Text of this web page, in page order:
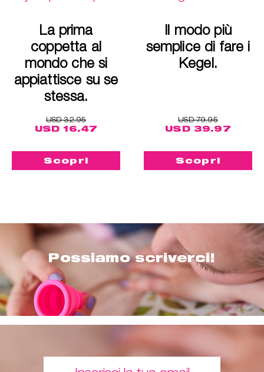
La prima
coppetta al
mondo che si
appiattisce su se
stessa.
USD 32.95
USD 16.47
Scopri
Il modo più
semplice di fare i
Kegel.
USD 79.95
USD 39.97
Scopri
Possiamo scriverci!